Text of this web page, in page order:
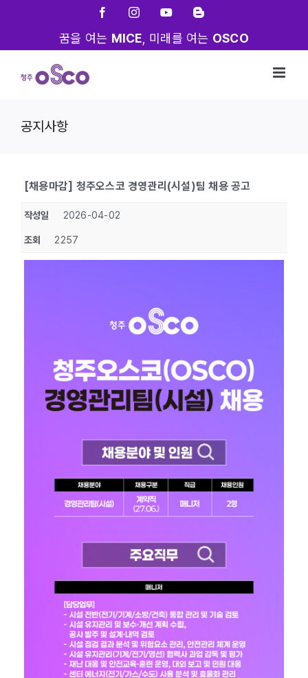
FacebookInstagramYouTubeBlogger
꿈을 여는 MICE , 미래를 여는 OSCO
공지사항
[채용마감] 청주오스코 경영관리(시설)팀 채용 공고
작성일 2026-04-02
조회 2257